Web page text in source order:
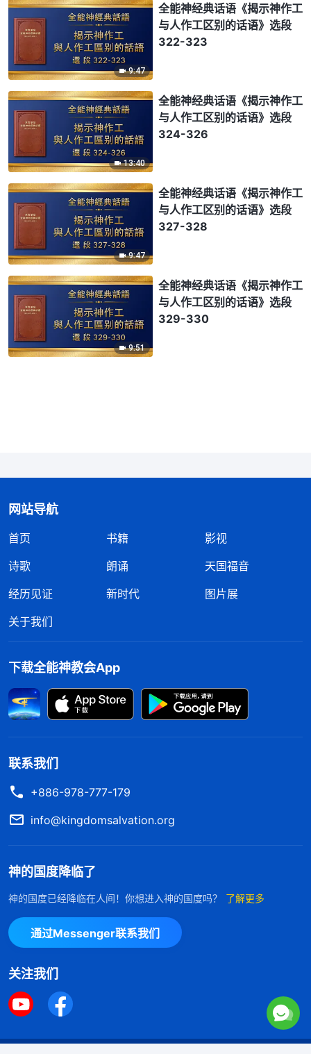
9:47
全能神经典话语《揭示神作工
与人作工区别的话语》选段
322-323
13:40
全能神经典话语《揭示神作工
与人作工区别的话语》选段
324-326
9:47
全能神经典话语《揭示神作工
与人作工区别的话语》选段
327-328
9:51
全能神经典话语《揭示神作工
与人作工区别的话语》选段
329-330
网站导航
首页 书籍
影视
诗歌
朗诵
天国福音
经历见证
新时代
图片展
关于我们
下载全能神教会App
联系我们
+886-978-777-179
info@kingdomsalvation.org
神的国度降临了
神的国度已经降临在人间！你想进入神的国度吗？ 了解更多
通过Messenger联系我们
关注我们